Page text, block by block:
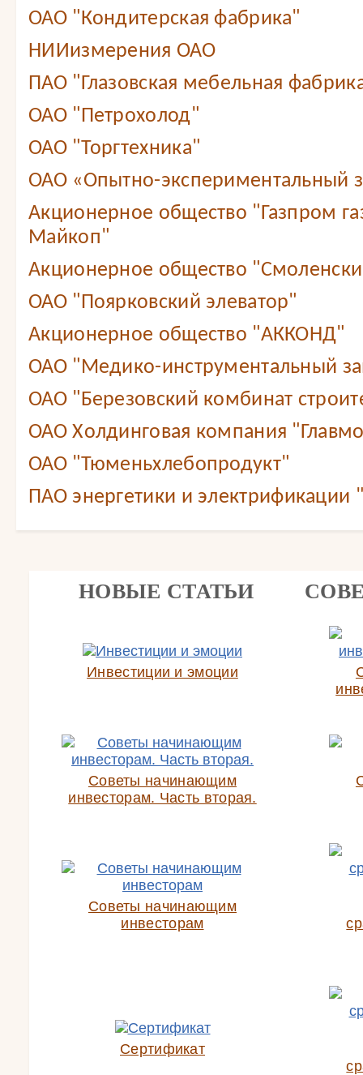
ОАО "Кондитерская фабрика"
НИИизмерения ОАО
ПАО "Глазовская мебельная
ОАО "Петрохолод"
ОАО "Торгтехника"
ОАО «Опытно-экспериментальный
Акционерное общество "Газпром
Майкоп"
Акционерное общество
ОАО "Поярковский элеватор"
Акционерное общество "АККОНД"
ОАО "Медико-инструментальный
ОАО "Березовский комбинат
ОАО Холдинговая компания
ОАО "Тюменьхлебопродукт"
ПАО энергетики и электрификации
НОВЫЕ СТАТЬИ
Инвестиции и эмоции
Советы начинающим
инвесторам. Часть вторая.
Советы начинающим
инвесторам
Сертификат